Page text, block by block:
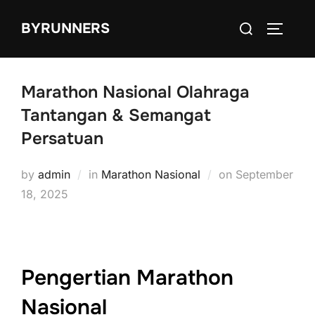
BYRUNNERS
Search
Marathon Nasional Olahraga
Tantangan & Semangat
Persatuan
by admin in Marathon Nasional on Posted
September
18, 2025
Pengertian Marathon
Nasional